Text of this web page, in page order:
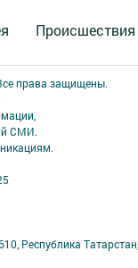
Происшествия
права защищены.
СМИ.
Республика